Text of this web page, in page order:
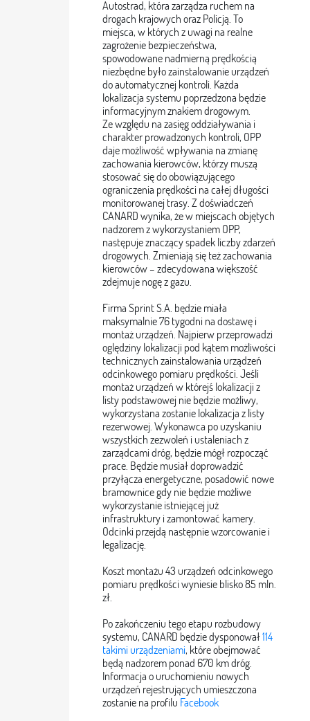
Autostrad, która zarządza ruchem na
drogach krajowych oraz Policją. To
miejsca, w których z uwagi na realne
zagrożenie bezpieczeństwa,
spowodowane nadmierną prędkością
niezbędne było zainstalowanie urządzeń
do automatycznej kontroli. Każda
lokalizacja systemu poprzedzona będzie
informacyjnym znakiem drogowym.
Ze względu na zasięg oddziaływania i
charakter prowadzonych kontroli, OPP
daje możliwość wpływania na zmianę
zachowania kierowców, którzy muszą
stosować się do obowiązującego
ograniczenia prędkości na całej długości
monitorowanej trasy. Z doświadczeń
CANARD wynika, że w miejscach objętych
nadzorem z wykorzystaniem OPP,
następuje znaczący spadek liczby zdarzeń
drogowych. Zmieniają się też zachowania
kierowców – zdecydowana większość
zdejmuje nogę z gazu.
Firma Sprint S.A. będzie miała
maksymalnie 76 tygodni na dostawę i
montaż urządzeń. Najpierw przeprowadzi
oględziny lokalizacji pod kątem możliwości
technicznych zainstalowania urządzeń
odcinkowego pomiaru prędkości. Jeśli
montaż urządzeń w którejś lokalizacji z
listy podstawowej nie będzie możliwy,
wykorzystana zostanie lokalizacja z listy
rezerwowej. Wykonawca po uzyskaniu
wszystkich zezwoleń i ustaleniach z
zarządcami dróg, będzie mógł rozpocząć
prace. Będzie musiał doprowadzić
przyłącza energetyczne, posadowić nowe
bramownice gdy nie będzie możliwe
wykorzystanie istniejącej już
infrastruktury i zamontować kamery.
Odcinki przejdą następnie wzorcowanie i
legalizację.
Koszt montażu 43 urządzeń odcinkowego
pomiaru prędkości wyniesie blisko 85 mln.
zł.
Po zakończeniu tego etapu rozbudowy
systemu, CANARD będzie dysponował114
takimi urządzeniami, które obejmować
będą nadzorem ponad 670 km dróg.
Informacja o uruchomieniu nowych
urządzeń rejestrujących umieszczona
zostanie na profilu Facebook